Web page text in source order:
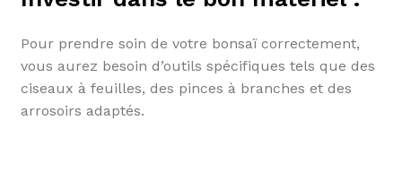
Pour prendre soin de votre bonsaï correctement,
vous aurez besoin d’outils spécifiques tels que des
ciseaux à feuilles, des pinces à branches et des
arrosoirs adaptés.